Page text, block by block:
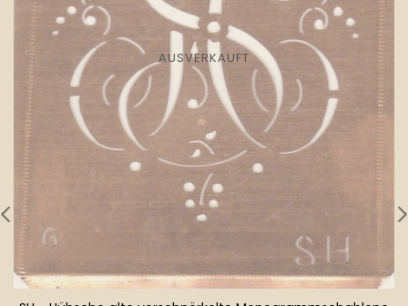
AUSVERKAUFT